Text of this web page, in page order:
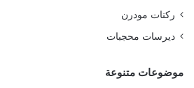
ركنات مودرن
ديرسات محجبات
موضوعات متنوعة